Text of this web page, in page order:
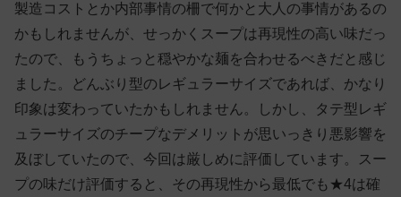
製造コストとか内部事情の柵で何かと大人の事情があるの
かもしれませんが、せっかくスープは再現性の高い味だっ
たので、もうちょっと穏やかな麺を合わせるべきだと感じ
ました。どんぶり型のレギュラーサイズであれば、かなり
印象は変わっていたかもしれません。しかし、タテ型レギ
ュラーサイズのチープなデメリットが思いっきり悪影響を
及ぼしていたので、今回は厳しめに評価しています。スー
プの味だけ評価すると、その再現性から最低でも★4は確